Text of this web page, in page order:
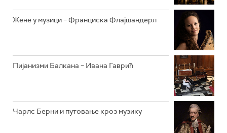
Жене у музици – Франциска Флајшандерл
Пијанизми Балкана – Ивана Гаврић
Чарлс Берни и путовање кроз музику